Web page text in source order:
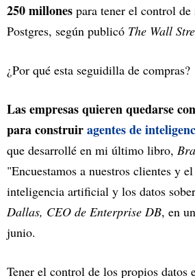
250 millones para tener el control
Postgres, según publicó The Wall
¿Por qué esta seguidilla de compras?
Las empresas quieren quedarse
para construiragentes de
que desarrollé en mi último libro,
"Encuestamos a nuestros clientes y
inteligencia artificial y los datos
Dallas, CEO de Enterprise DB, en
junio.
Tener el control de los propios datos